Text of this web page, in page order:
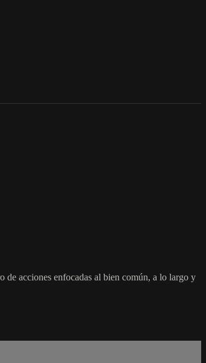
de acciones enfocadas al bien común, a lo largo y